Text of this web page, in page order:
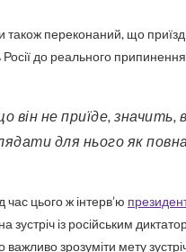
також переконаний, що приїзд
Росії до реального
для нього як
час цього ж інтерв’ю
зустріч із російським
важливо зрозуміти мету